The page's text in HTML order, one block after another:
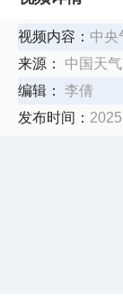
视频内容： 中央
来源：
中国天气
编辑：
李倩
发布时间：